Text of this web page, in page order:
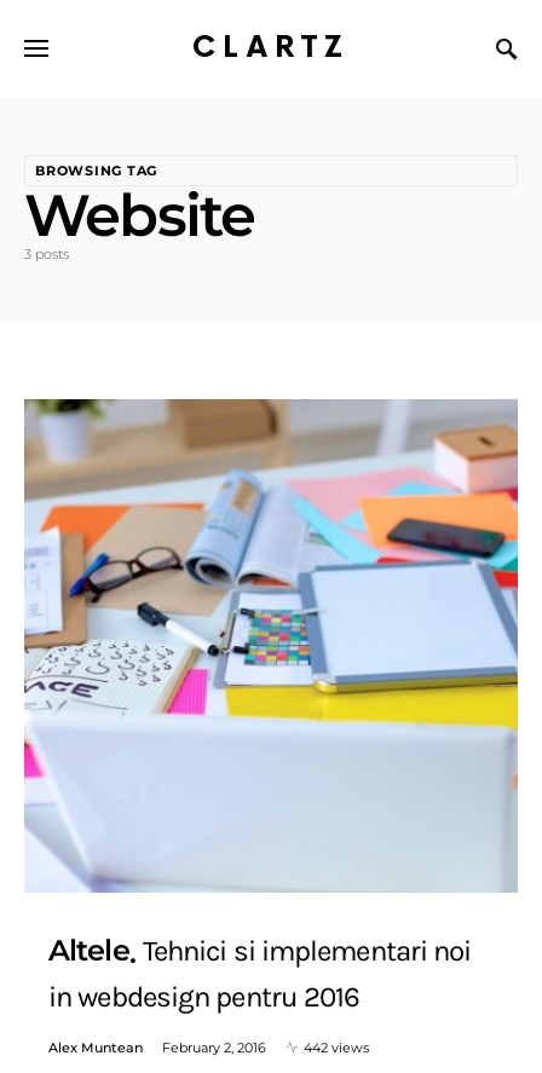
CLARTZ
BROWSING TAG
Website
3 posts
Altele Tehnici si implementari noi
in webdesign pentru 2016
Alex Muntean February 2, 2016 442 views